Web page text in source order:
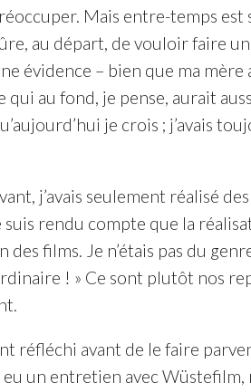
Mais entre-temps
au départ, de vouloir faire
évidence – bien que ma
au fond, je pense, aurait
je crois ; j’avais
j’avais seulement réalisé
rendu compte que la
films. Je n’étais pas du
! » Ce sont plutôt nos
réfléchi avant de le faire
un entretien avec Wüstefilm,